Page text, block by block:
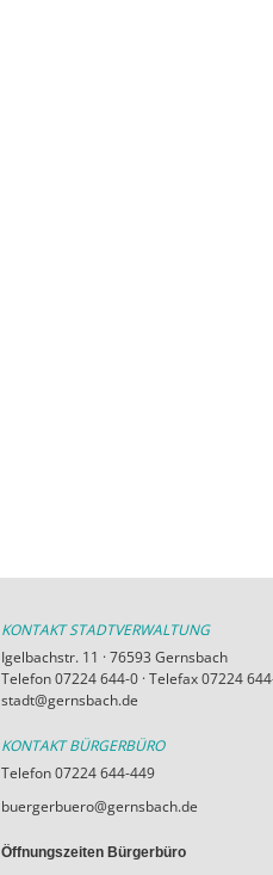
KONTAKT STADTVERWALTUNG
Igelbachstr. 11 · 76593 Gernsbach
Telefon 07224 644-0 · Telefax 07224
stadt@gernsbach.de
KONTAKT BÜRGERBÜRO
Telefon 07224 644-449
buergerbuero@gernsbach.de
Öffnungszeiten Bürgerbüro